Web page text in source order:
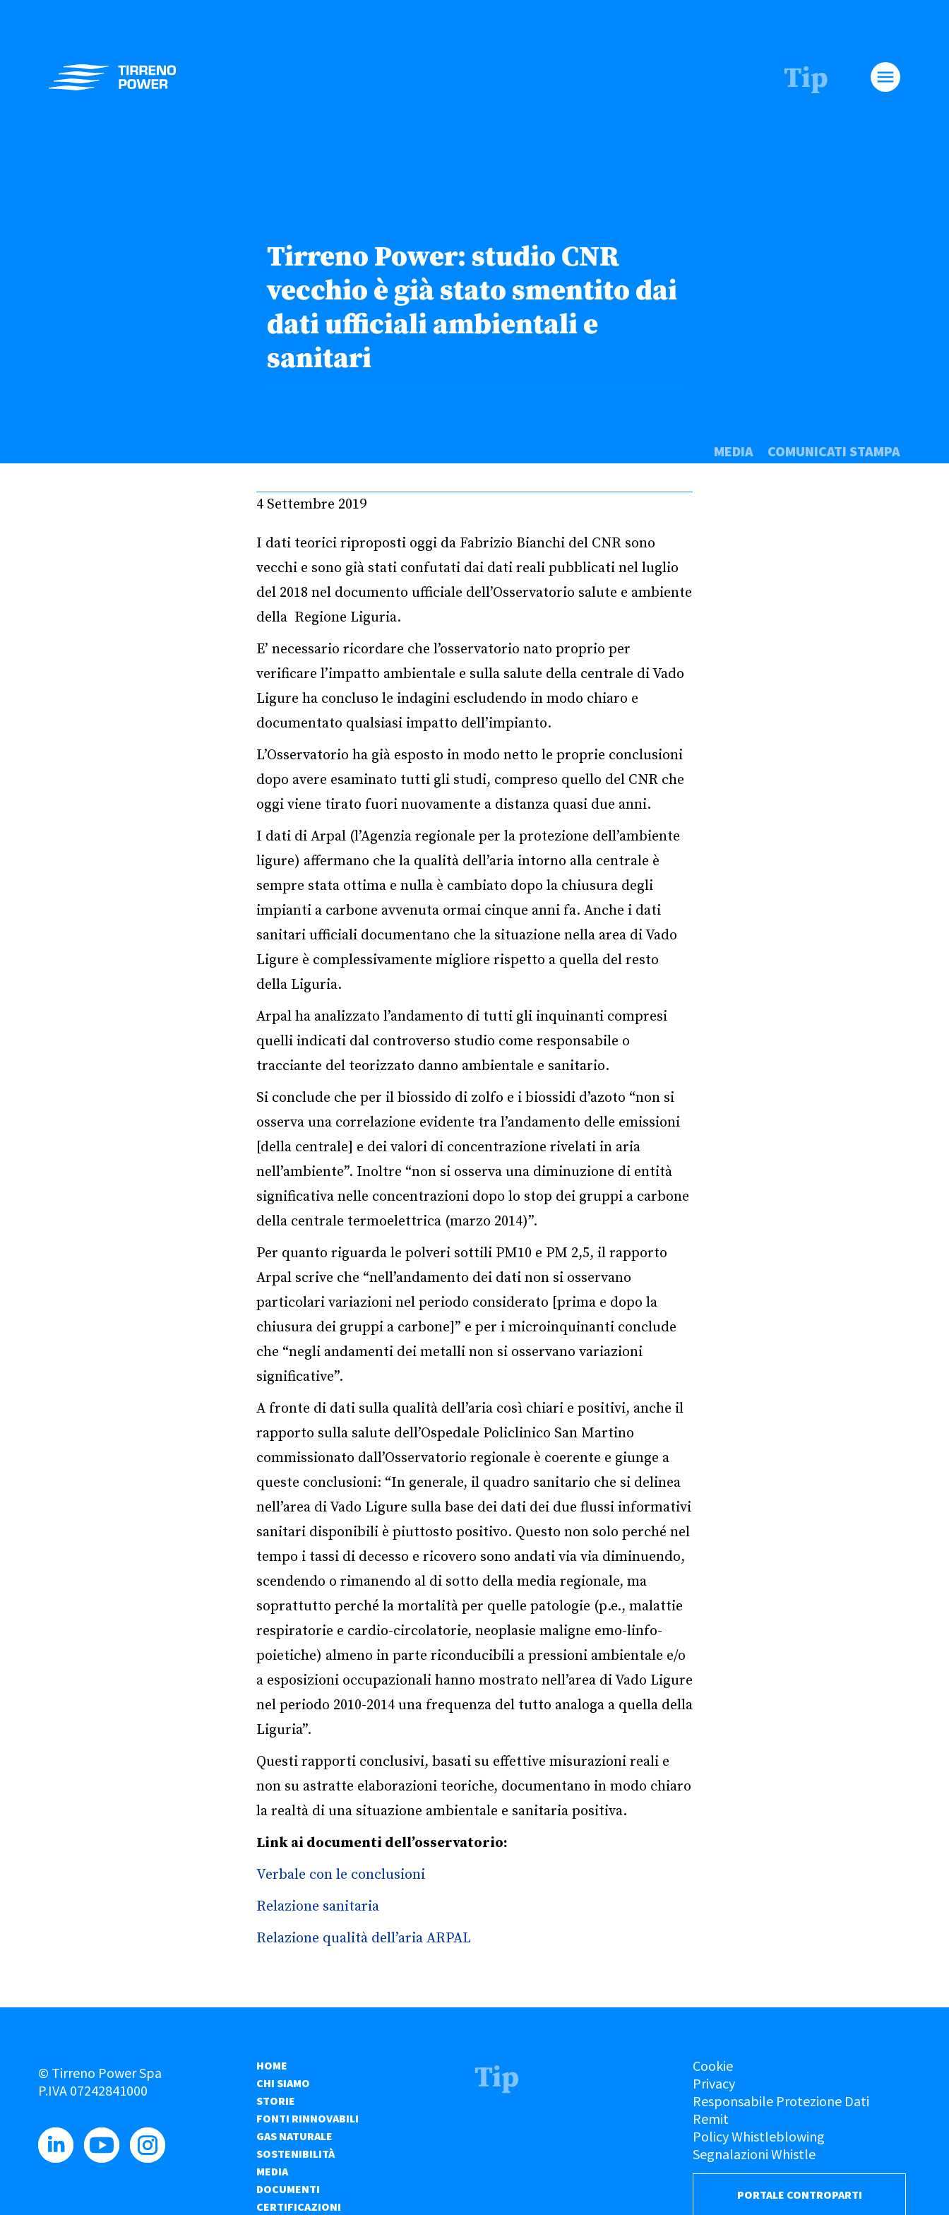
Tip menu
Tirreno Power: studio CNR
vecchio è già stato smentito dai
dati ufficiali ambientali e
sanitari
MEDIA COMUNICATI STAMPA
4 Settembre 2019
I dati teorici riproposti oggi da Fabrizio Bianchi del CNR sono
vecchi e sono già stati confutati dai dati reali pubblicati nel luglio
del 2018 nel documento ufficiale dell’Osservatorio salute e ambiente
della Regione Liguria.
E’ necessario ricordare che l’osservatorio nato proprio per
verificare l’impatto ambientale e sulla salute della centrale di Vado
Ligure ha concluso le indagini escludendo in modo chiaro e
documentato qualsiasi impatto dell’impianto.
L’Osservatorio ha già esposto in modo netto le proprie conclusioni
dopo avere esaminato tutti gli studi, compreso quello del CNR che
oggi viene tirato fuori nuovamente a distanza quasi due anni.
I dati di Arpal (l’Agenzia regionale per la protezione dell’ambiente
ligure) affermano che la qualità dell’aria intorno alla centrale è
sempre stata ottima e nulla è cambiato dopo la chiusura degli
impianti a carbone avvenuta ormai cinque anni fa. Anche i dati
sanitari ufficiali documentano che la situazione nella area di Vado
Ligure è complessivamente migliore rispetto a quella del resto
della Liguria.
Arpal ha analizzato l’andamento di tutti gli inquinanti compresi
quelli indicati dal controverso studio come responsabile o
tracciante del teorizzato danno ambientale e sanitario.
Si conclude che per il biossido di zolfo e i biossidi d’azoto “non si
osserva una correlazione evidente tra l’andamento delle emissioni
[della centrale] e dei valori di concentrazione rivelati in aria
nell’ambiente”. Inoltre “non si osserva una diminuzione di entità
significativa nelle concentrazioni dopo lo stop dei gruppi a carbone
della centrale termoelettrica (marzo 2014)”.
Per quanto riguarda le polveri sottili PM10 e PM 2,5, il rapporto
Arpal scrive che “nell’andamento dei dati non si osservano
particolari variazioni nel periodo considerato [prima e dopo la
chiusura dei gruppi a carbone]” e per i microinquinanti conclude
che “negli andamenti dei metalli non si osservano variazioni
significative”.
A fronte di dati sulla qualità dell’aria così chiari e positivi, anche il
rapporto sulla salute dell’Ospedale Policlinico San Martino
commissionato dall’Osservatorio regionale è coerente e giunge a
queste conclusioni: “In generale, il quadro sanitario che si delinea
nell’area di Vado Ligure sulla base dei dati dei due flussi informativi
sanitari disponibili è piuttosto positivo. Questo non solo perché nel
tempo i tassi di decesso e ricovero sono andati via via diminuendo,
scendendo o rimanendo al di sotto della media regionale, ma
soprattutto perché la mortalità per quelle patologie (p.e., malattie
respiratorie e cardio-circolatorie, neoplasie maligne emo-linfo-
poietiche) almeno in parte riconducibili a pressioni ambientale e/o
a esposizioni occupazionali hanno mostrato nell’area di Vado Ligure
nel periodo 2010-2014 una frequenza del tutto analoga a quella della
Liguria”.
Questi rapporti conclusivi, basati su effettive misurazioni reali e
non su astratte elaborazioni teoriche, documentano in modo chiaro
la realtà di una situazione ambientale e sanitaria positiva.
Link ai documenti dell’osservatorio:
Verbale con le conclusioni
Relazione sanitaria
Relazione qualità dell’aria ARPAL
© Tirreno Power Spa
P.IVA 07242841000
HOME
CHI SIAMO
STORIE
FONTI RINNOVABILI
GAS NATURALE
SOSTENIBILITÀ
MEDIA
DOCUMENTI
CERTIFICAZIONI
Tip
Cookie
Privacy
Responsabile Protezione Dati
Remit
Policy Whistleblowing
Segnalazioni Whistle
PORTALE CONTROPARTI